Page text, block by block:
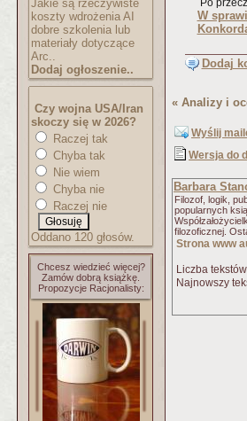
Jakie są rzeczywiste
koszty wdrożenia AI
dobre szkolenia lub
materiały dotyczące
Arc..
Dodaj ogłoszenie..
Czy wojna USA/Iran
skoczy się w 2026?
Raczej tak
Chyba tak
Nie wiem
Chyba nie
Raczej nie
Oddano 120 głosów.
Chcesz wiedzieć więcej?
Zamów dobrą książkę.
Propozycje Racjonalisty:
Po
W
Dodaj
« Analizy i
Wyślij
Wersja do
Barbara
Filozof, logik,
popularnych
filozoficznej.
Strona www
Liczba
Najnowszy